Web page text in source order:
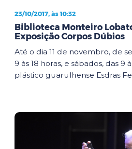
23/10/2017, às 10:32
Biblioteca Monteiro
Exposição Corpos Dúbios
Até o dia 11 de novembro, de
9 às 18 horas, e sábados, das 9
plástico guarulhense Esdras